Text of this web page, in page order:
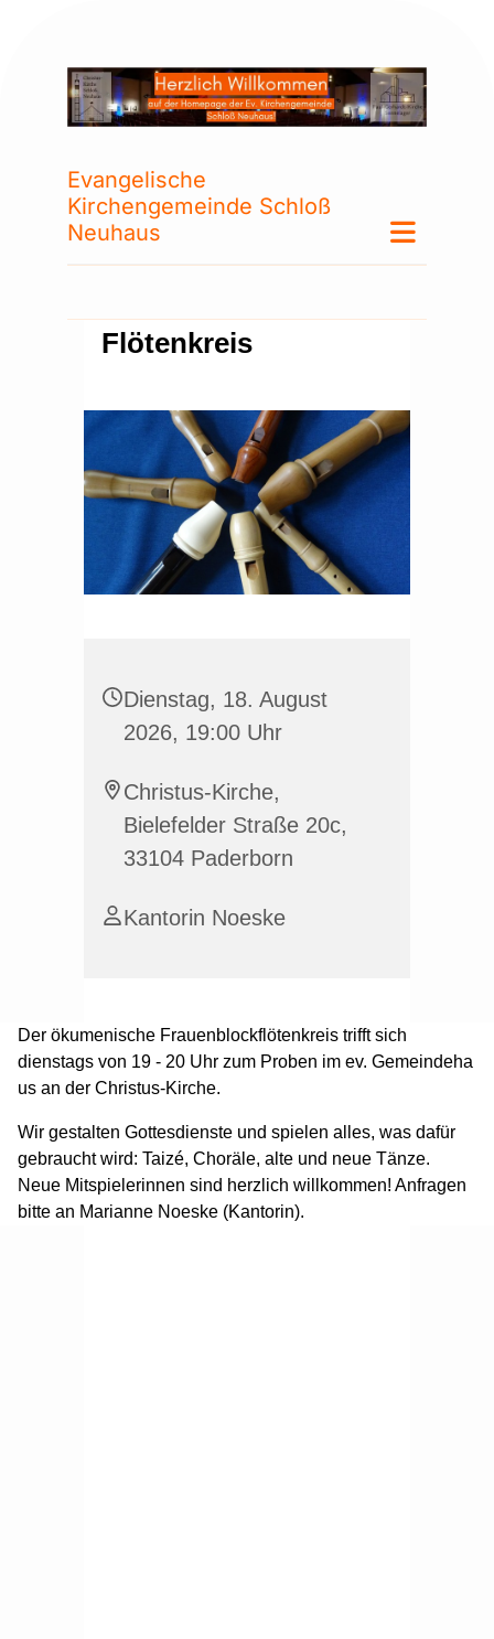
Evangelische
Kirchengemeinde Schloß
Neuhaus
Flötenkreis
Dienstag, 18. August
2026, 19:00 Uhr
Christus-Kirche,
Bielefelder Straße 20c,
33104 Paderborn
Kantorin Noeske
Der ökumenische Frauenblockflötenkreis trifft sich
dienstags von 19 - 20 Uhr zum Proben im ev. Gemeindeha
us an der Christus-Kirche.
Wir gestalten Gottesdienste und spielen alles, was dafür
gebraucht wird: Taizé, Choräle, alte und neue Tänze.
Neue Mitspielerinnen sind herzlich willkommen! Anfragen
bitte an Marianne Noeske (Kantorin).